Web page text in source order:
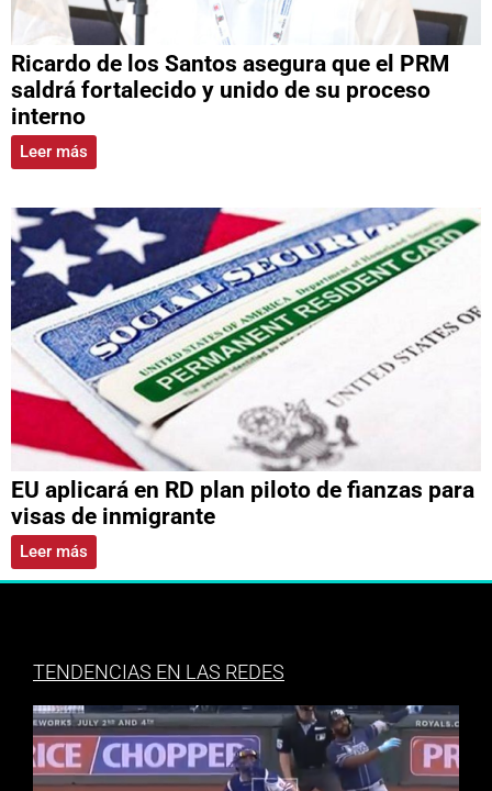
Ricardo de los Santos asegura que el PRM
saldrá fortalecido y unido de su proceso
interno
Leer más
EU aplicará en RD plan piloto de fianzas para
visas de inmigrante
Leer más
TENDENCIAS EN LAS REDES